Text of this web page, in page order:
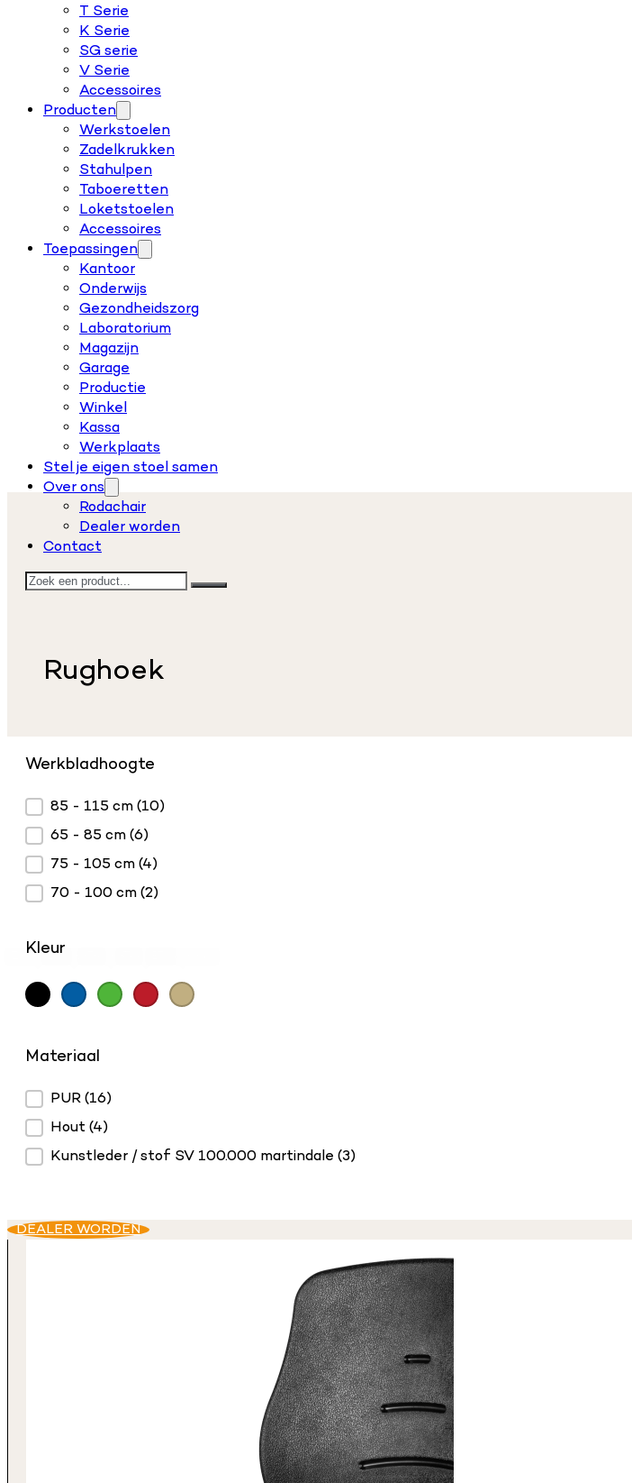
T Serie
K Serie
SG serie
V Serie
Accessoires
Producten
Werkstoelen
Zadelkrukken
Stahulpen
Taboeretten
Loketstoelen
Accessoires
Toepassingen
Kantoor
Onderwijs
Gezondheidszorg
Laboratorium
Magazijn
Garage
Productie
Winkel
Kassa
Werkplaats
Stel je eigen stoel samen
Over ons
Rodachair
Dealer worden
Contact
Zoeken
Rughoek
Werkbladhoogte
Werkbladhoogte
85 - 115 cm(10)
65 - 85 cm(6)
75 - 105 cm(4)
70 - 100 cm(2)
Kleur
Kleur
Zwart(19)
Blauw
Materiaal
Materiaal
PUR(16)
Hout(4)
Kunstleder / stof SV 100.000 martindale (3)
DEALER WORDEN